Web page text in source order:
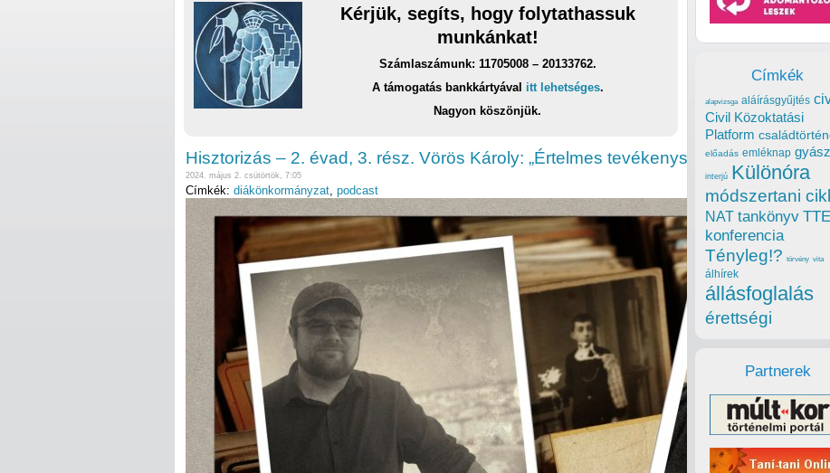
Kérjük, segíts, hogy folytathassuk
munkánkat!
Számlaszámunk: 11705008 – 20133762.
A támogatás bankkártyával itt lehetséges.
Nagyon köszönjük.
Hisztorizás – 2. évad, 3. rész. Vörös Károly: „Értelmes tevékenység nélkül nincsen
2024. május 2. csütörtök, 7:05
Címkék: diákönkormányzat, podcast
Címkék
alapvizsga aláírásgyűjtés
Civil Közoktatási
Platform
előadás emléknap gyász
interjú Különóra
módszertani
NAT tankönyv
konferencia
Tényleg!? törvény vita
álhírek
állásfoglalás
érettségi
Partnerek